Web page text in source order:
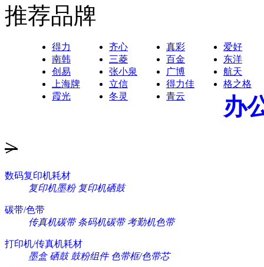
推荐品牌
得力 齐心 真彩
爱好
南韩
三菱 百金
东洋
创易
张小泉 广博
航天
上海牌
立信 得力佳
格之格
霞光
冬灵 青云 办
>
数码复印机耗材
复印机墨粉 复印机硒鼓
碳带/色带
传真机碳带 条码机碳带 考勤机色带
打印机/传真机耗材
墨盒 硒鼓 鼓粉组件 色带框/色带芯